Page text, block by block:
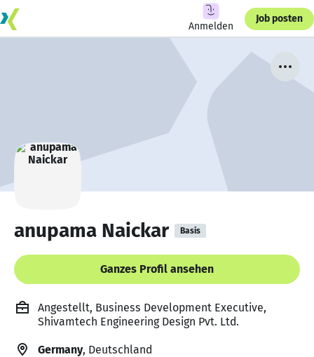
Anmelden
Job posten
anupama Naickar Basis
Ganzes Profil ansehen
Angestellt, Business Development Executive,
Shivamtech Engineering Design Pvt. Ltd.
Germany, Deutschland